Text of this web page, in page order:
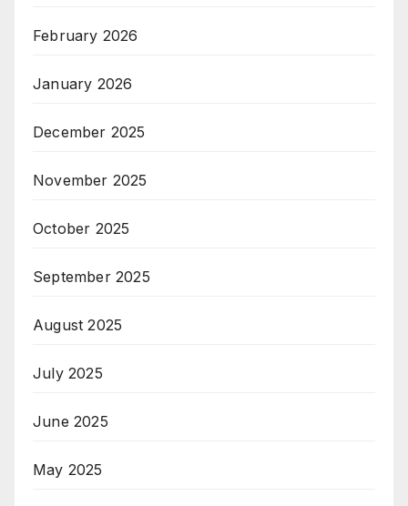
February 2026
January 2026
December 2025
November 2025
October 2025
September 2025
August 2025
July 2025
June 2025
May 2025